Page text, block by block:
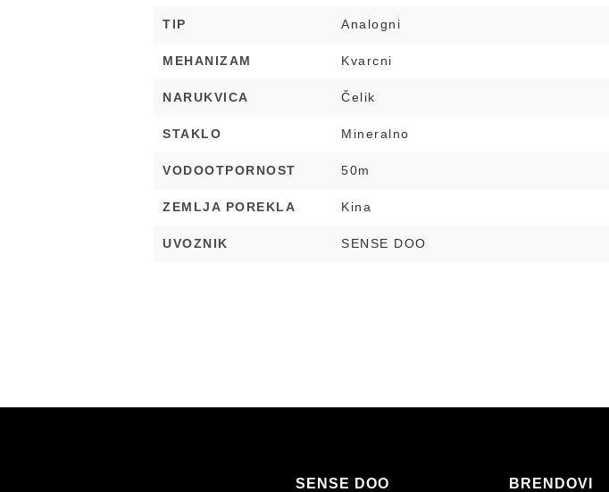
TIP Analogni
MEHANIZAM Kvarcni
NARUKVICA Čelik
STAKLO Mineralno
VODOOTPORNOST 50m
ZEMLJA POREKLA Kina
UVOZNIK SENSE DOO
SENSE DOO BRENDOVI